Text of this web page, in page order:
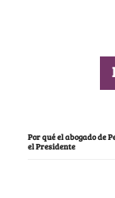
Por qué el abogado de
el Presidente